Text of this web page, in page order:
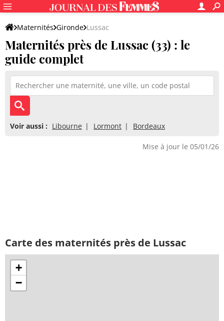
Maternités Gironde Lussac
Maternités près de Lussac (33) : le
guide complet
Voir aussi : Libourne Lormont Bordeaux
Mise à jour le 05/01/26
Carte des maternités près de Lussac
+
−